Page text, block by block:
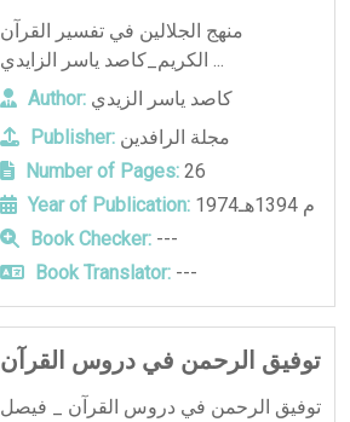
منهج الجلالين في تفسير القرآن
الكريم_كاصد ياسر الزايدي ...
Author: كاصد ياسر الزيدي
Publisher: مجلة الرافدين
Number of Pages:26
Year of Publication:
1974م 1394هـ
Book Checker:---
Book Translator:---
توفيق الرحمن في دروس القرآن
توفيق الرحمن في دروس القرآن _ فيصل